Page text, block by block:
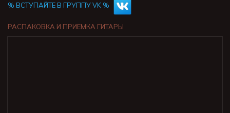
% ВСТУПАЙТЕ В ГРУППУ VK %
РАСПАКОВКА И ПРИЕМКА ГИТАРЫ